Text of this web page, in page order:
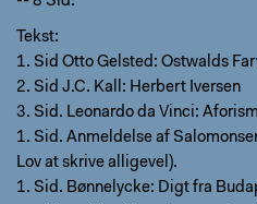
Tekst:
1. Sid Otto Gelsted: Ostwalds
2. Sid J.C. Kall: Herbert Iversen
3. Sid. Leonardo da Vinci:
1. Sid. Anmeldelse af
Lov at skrive alligevel).
1. Sid. Bønnelycke: Digt fra